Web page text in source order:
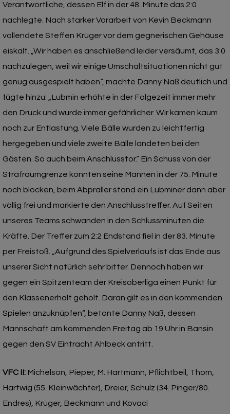
Verantwortliche, dessen Elf in der 48. Minute das 2:0
nachlegte. Nach starker Vorarbeit von Kevin Beckmann
vollendete Steffen Krüger vor dem gegnerischen Gehäuse
eiskalt. „Wir haben es anschließend leider versäumt, das 3:0
nachzulegen, weil wir einige Umschaltsituationen nicht gut
genug ausgespielt haben“, machte Danny Naß deutlich und
fügte hinzu: „Lubmin erhöhte in der Folgezeit immer mehr
den Druck und wurde immer gefährlicher. Wir kamen kaum
noch zur Entlastung. Viele Bälle wurden zu leichtfertig
hergegeben und viele zweite Bälle landeten bei den
Gästen. So auch beim Anschlusstor.“ Ein Schuss von der
Strafraumgrenze konnten seine Mannen in der 75. Minute
noch blocken, beim Abpraller stand ein Lubminer dann aber
völlig frei und markierte den Anschlusstreffer. Auf Seiten
unseres Teams schwanden in den Schlussminuten die
Kräfte. Der Treffer zum 2:2 Endstand fiel in der 83. Minute
per Freistoß. „Aufgrund des Spielverlaufs ist das Ende aus
unserer Sicht natürlich sehr bitter. Dennoch haben wir
gegen ein Spitzenteam der Kreisoberliga einen Punkt für
den Klassenerhalt geholt. Daran gilt es in den kommenden
Spielen anzuknüpfen“, betonte Danny Naß, dessen
Mannschaft am kommenden Freitag ab 19 Uhr in Bansin
gegen den SV Eintracht Ahlbeck antritt.
VFC II: Michelson, Pieper, M. Hartmann, Pflichtbeil, Thom,
Hartwig (55. Kleinwächter), Dreier, Schulz (34. Pinger/80.
Endres), Krüger, Beckmann und Kovaci